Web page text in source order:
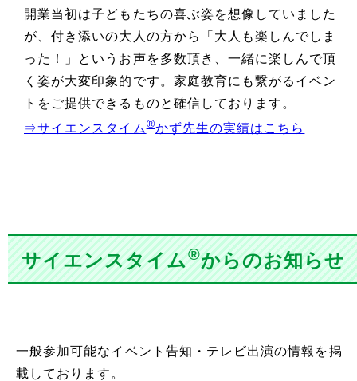
開業当初は子どもたちの喜ぶ姿を想像していました
が、付き添いの大人の方から「大人も楽しんでしま
った！」というお声を多数頂き、一緒に楽しんで頂
く姿が大変印象的です。家庭教育にも繋がるイベン
トをご提供できるものと確信しております。
⇒サイエンスタイム®かず先生の実績はこちら
サイエンスタイム®からのお知らせ
一般参加可能なイベント告知・テレビ出演の情報を掲
載しております。